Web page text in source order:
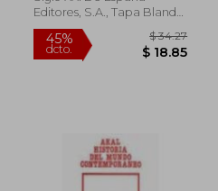
45%
dcto.
Editores, S.A., Tapa Blanda,
Usado